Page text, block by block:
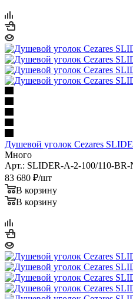
Душевой уголок Cezares
Много
Арт.: SLIDER-A-2-100/110-BR-
83 680 ₽/шт
В корзину
В корзину